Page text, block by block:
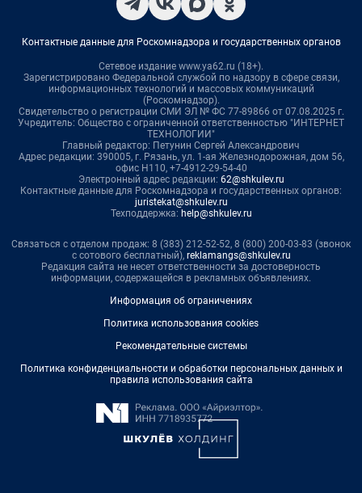
Контактные данные для Роскомнадзора и государственных органов
Сетевое издание www.ya62.ru (18+).
Зарегистрировано Федеральной службой по надзору в сфере связи,
информационных технологий и массовых коммуникаций
(Роскомнадзор).
Свидетельство о регистрации СМИ ЭЛ № ФС 77-89866 от 07.08.2025 г.
Учредитель: Общество с ограниченной ответственностью "ИНТЕРНЕТ
ТЕХНОЛОГИИ"
Главный редактор: Петунин Сергей Александрович
Адрес редакции: 390005, г. Рязань, ул. 1-ая Железнодорожная, дом 56,
офис Н110, +7-4912-29-54-40
Электронный адрес редакции: 62@shkulev.ru
Контактные данные для Роскомнадзора и государственных органов:
juristekat@shkulev.ru
Техподдержка: help@shkulev.ru
Связаться с отделом продаж: 8 (383) 212-52-52, 8 (800) 200-03-83 (звонок
с сотового бесплатный), reklamangs@shkulev.ru
Редакция сайта не несет ответственности за достоверность
информации, содержащейся в рекламных объявлениях.
Информация об ограничениях
Политика использования cookies
Рекомендательные системы
Политика конфиденциальности и обработки персональных данных и
правила использования сайта